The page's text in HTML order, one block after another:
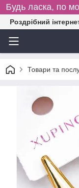
Будь ласка, по
Роздрібний
Товари та